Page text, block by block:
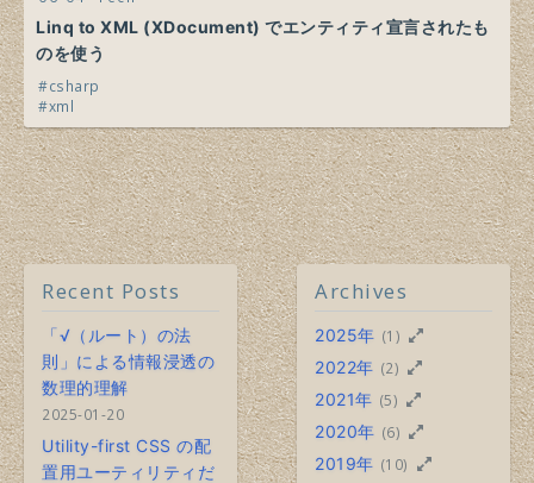
Linq to XML (XDocument) でエンティティ宣言されたも
のを使う
csharp
xml
Recent Posts
「√（ルート）の法
則」による情報浸透の
数理的理解
2025-01-20
Utility-first CSS の配
置用ユーティリティだ
Archives
2025年 (1)
2022年 (2)
2021年 (5)
2020年 (6)
2019年 (10)